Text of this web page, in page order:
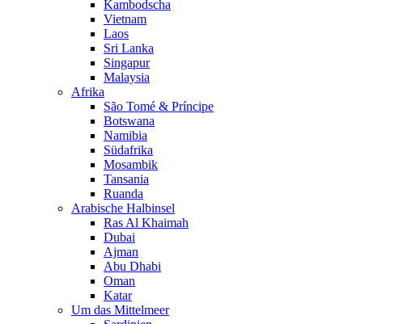
Kambodscha
Vietnam
Laos
Sri Lanka
Singapur
Malaysia
Afrika
São Tomé & Príncipe
Botswana
Namibia
Südafrika
Mosambik
Tansania
Ruanda
Arabische Halbinsel
Ras Al Khaimah
Dubai
Ajman
Abu Dhabi
Oman
Katar
Um das Mittelmeer